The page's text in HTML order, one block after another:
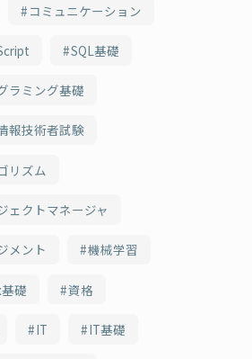
コミュニケーション
SQL基礎
ラミング基礎
報技術者試験
リズム
ェクトマネージャ
メント 機械学習
礎 資格
IT IT基礎